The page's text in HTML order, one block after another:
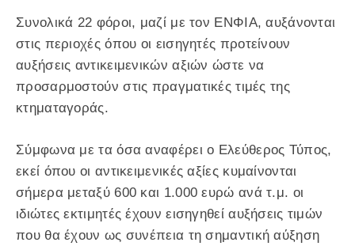
Συνολικά 22 φόροι, μαζί με τον ΕΝΦΙΑ, αυξάνονται
στις περιοχές όπου οι εισηγητές προτείνουν
αυξήσεις αντικειμενικών αξιών ώστε να
προσαρμοστούν στις πραγματικές τιμές της
κτηματαγοράς.
Σύμφωνα με τα όσα αναφέρει ο Ελεύθερος Τύπος,
εκεί όπου οι αντικειμενικές αξίες κυμαίνονται
σήμερα μεταξύ 600 και 1.000 ευρώ ανά τ.μ. οι
ιδιώτες εκτιμητές έχουν εισηγηθεί αυξήσεις τιμών
που θα έχουν ως συνέπεια τη σημαντική αύξηση